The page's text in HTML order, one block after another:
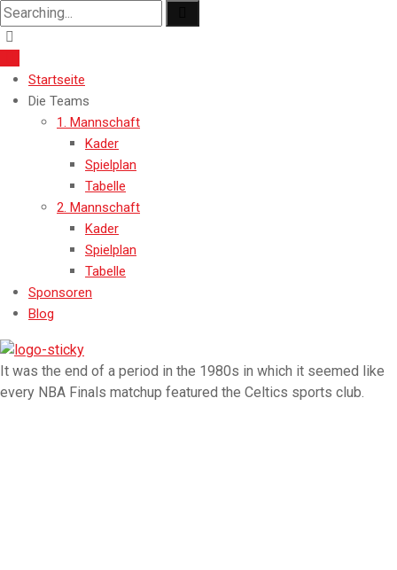
Search
for:
Startseite
Die Teams
1. Mannschaft
Kader
Spielplan
Tabelle
2. Mannschaft
Kader
Spielplan
Tabelle
Sponsoren
Blog
It was the end of a period in the 1980s in which it seemed like
every NBA Finals matchup featured the Celtics sports club.